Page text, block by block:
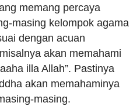
memang percaya
masing kelompok agama
dengan acuan
akan memahami
illa Allah”. Pastinya
akan memahaminya
masing.